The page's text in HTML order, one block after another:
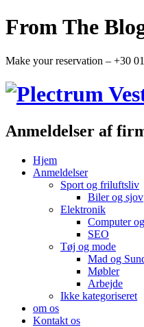
From The
Make your reservation – +30
Anmeldelser af
Hjem
Anmeldelser
Sport og friluftsliv
Biler og sjov
Elektronik
Computer
SEO
Tøj og mode
Mad og
Møbler
Arbejde
Ikke kategoriseret
om os
Kontakt os